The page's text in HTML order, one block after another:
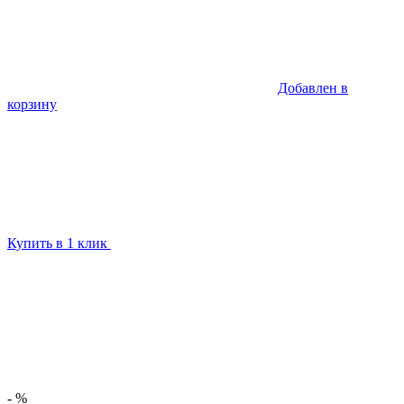
Добавлен в
корзину
Купить в 1 клик
- %